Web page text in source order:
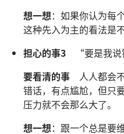
想一想：如果你认为每
这种先入为主的看法是
担心的事3 “要是我说
要看清的事 人人都会
错话，有点尴尬，但只
压力就不会那么大了。
想一想：跟一个总是要